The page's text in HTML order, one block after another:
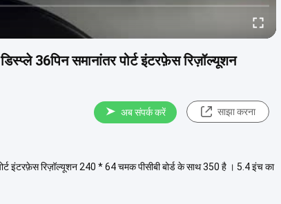
36पिन समानांतर पोर्ट इंटरफ़ेस रिज़ॉल्यूशन
अब संपर्क करें साझा करना
इंटरफ़ेस रिज़ॉल्यूशन 240 * 64 चमक पीसीबी बोर्ड के साथ 350 है । 5.4 इंच का